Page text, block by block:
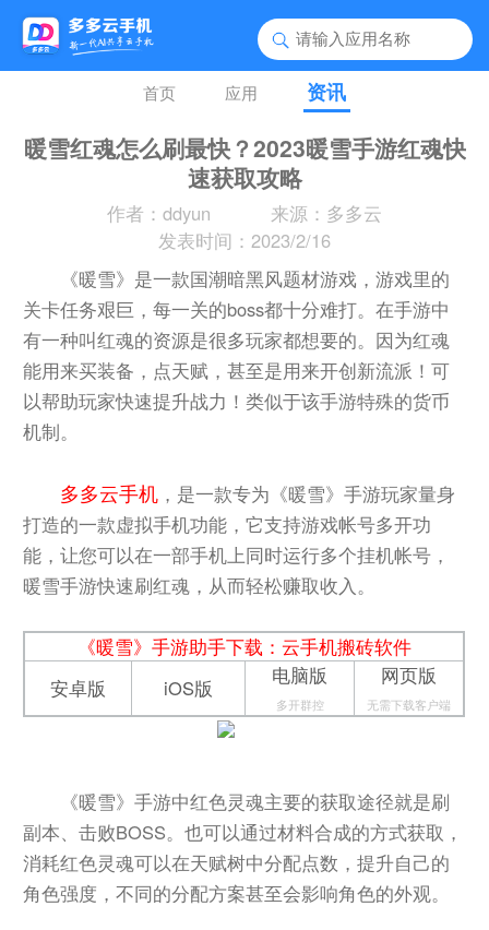
首页 应用 资讯
暖雪红魂怎么刷最快？2023暖雪手游红魂快
速获取攻略
作者：ddyun
来源：多多云
发表时间：2023/2/16
《暖雪》是一款国潮暗黑风题材游戏，游戏里的
关卡任务艰巨，每一关的boss都十分难打。在手游中
有一种叫红魂的资源是很多玩家都想要的。因为红魂
能用来买装备，点天赋，甚至是用来开创新流派！可
以帮助玩家快速提升战力！类似于该手游特殊的货币
机制。
多多云手机 ，是一款专为《暖雪》手游玩家量身
打造的一款虚拟手机功能，它支持游戏帐号多开功
能，让您可以在一部手机上同时运行多个挂机帐号，
暖雪手游快速刷红魂，从而轻松赚取收入。
《暖雪》手游助手下载：云手机搬砖软件
安卓版
iOS版 电脑版
多开群控
网页版
无需下载客户端
《暖雪》手游中红色灵魂主要的获取途径就是刷
副本、击败BOSS。也可以通过材料合成的方式获取，
消耗红色灵魂可以在天赋树中分配点数，提升自己的
角色强度，不同的分配方案甚至会影响角色的外观。